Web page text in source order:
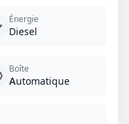
Énergie
Diesel
Boîte
Automatique